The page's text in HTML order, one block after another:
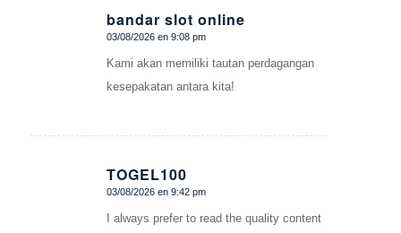
bandar slot online
Dice:
03/08/2026 en 9:08 pm
Kami akan memiliki tautan perdagangan
kesepakatan antara kita!
TOGEL100
Dice:
03/08/2026 en 9:42 pm
I always prefer to read the quality content